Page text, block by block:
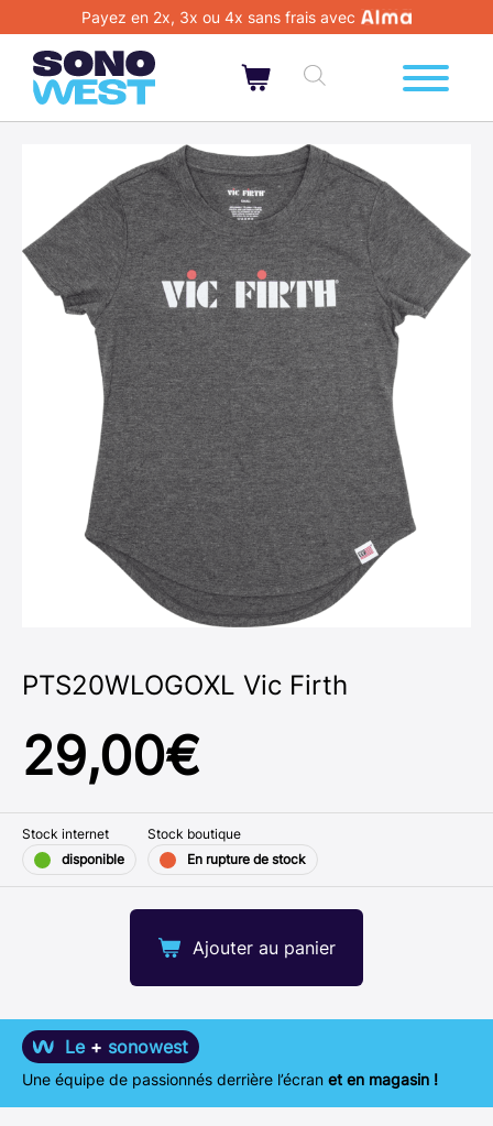
Payez en 2x, 3x ou 4x sans frais avec
PTS20WLOGOXL Vic Firth
29,00€
Ajouter au panier
Stock internet
disponible
Stock boutique
En rupture de stock
Le + sonowest
Une équipe de passionnés derrière l’écran et en magasin !